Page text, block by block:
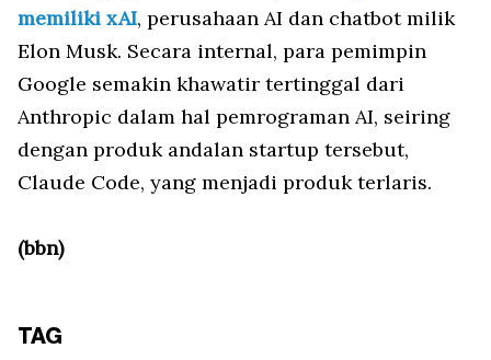
memiliki xAI, perusahaan AI dan chatbot milik
Elon Musk. Secara internal, para pemimpin
Google semakin khawatir tertinggal dari
Anthropic dalam hal pemrograman AI, seiring
dengan produk andalan startup tersebut,
Claude Code, yang menjadi produk terlaris.
(bbn)
TAG